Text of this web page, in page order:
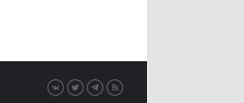
VK TwitterTelegram
RSS